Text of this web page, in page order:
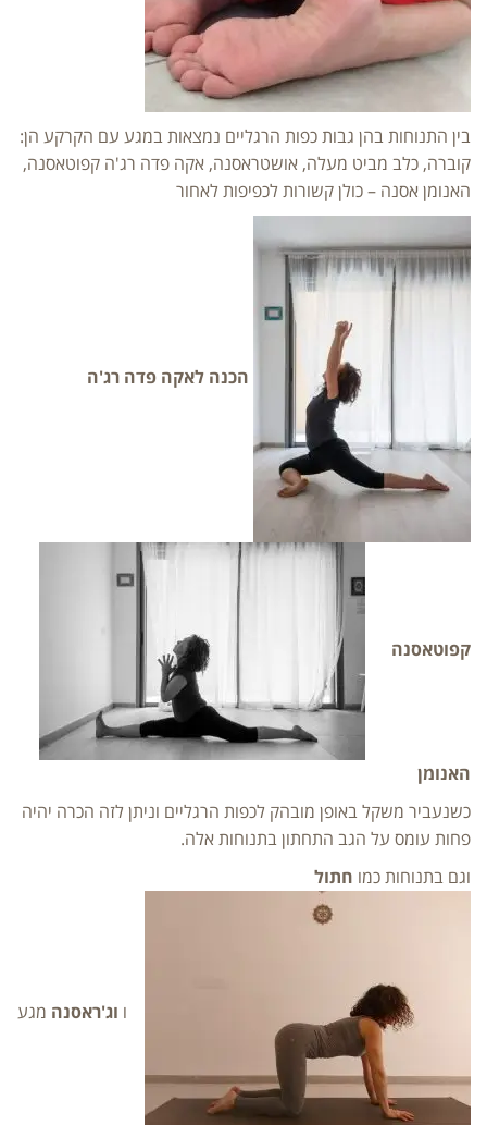
בין התנוחות בהן גבות כפות הרגליים נמצאות במגע עם הקרקע הן:
קוברה, כלב מביט מעלה, אושטראסנה, אקה פדה רג'ה קפוטאסנה,
האנומן אסנה – כולן קשורות לכפיפות לאחור
הכנה לאקה פדה רג'ה
קפוטאסנה
האנומן
כשנעביר משקל באופן מובהק לכפות הרגליים וניתן לזה הכרה יהיה
פחות עומס על הגב התחתון בתנוחות אלה.
וגם בתנוחות כמו חתול
ו וג'ראסנה מגע